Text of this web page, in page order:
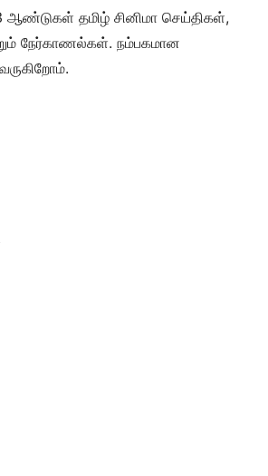
ஆண்டுகள் தமிழ் சினிமா செய்திகள்,
நேர்காணல்கள். நம்பகமான